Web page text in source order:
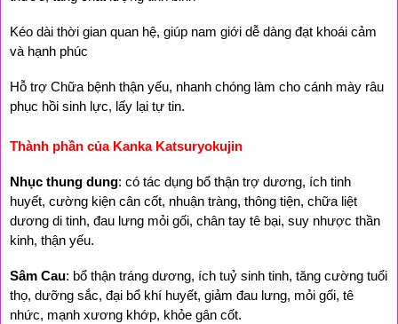
Kéo dài thời gian quan hệ, giúp nam giới dễ dàng đạt khoái cảm
và hạnh phúc
Hỗ trợ Chữa bệnh thận yếu, nhanh chóng làm cho cánh mày râu
phục hồi sinh lực, lấy lại tự tin.
Thành phần của Kanka Katsuryokujin
Nhục thung dung: có tác dụng bổ thận trợ dương, ích tinh
huyết, cường kiện cân cốt, nhuận tràng, thông tiện, chữa liệt
dương di tinh, đau lưng mỏi gối, chân tay tê bại, suy nhược thần
kinh, thận yếu.
Sâm Cau: bổ thận tráng dương, ích tuỷ sinh tinh, tăng cường tuổi
thọ, dưỡng sắc, đại bổ khí huyết, giảm đau lưng, mỏi gối, tê
nhức, mạnh xương khớp, khỏe gân cốt.